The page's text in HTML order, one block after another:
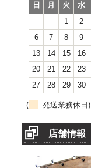
日
月 火 水
1
2
6
7 8 9
13
14 15 16
20
21 22 23
27
28 29 30
( 発送業務休日)
店舗情報